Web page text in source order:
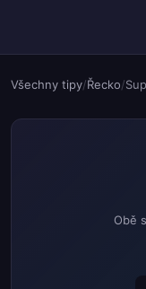
Všechny tipy/Řecko/
Obě